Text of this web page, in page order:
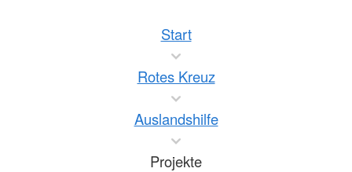
Start
Rotes Kreuz
Auslandshilfe
Projekte